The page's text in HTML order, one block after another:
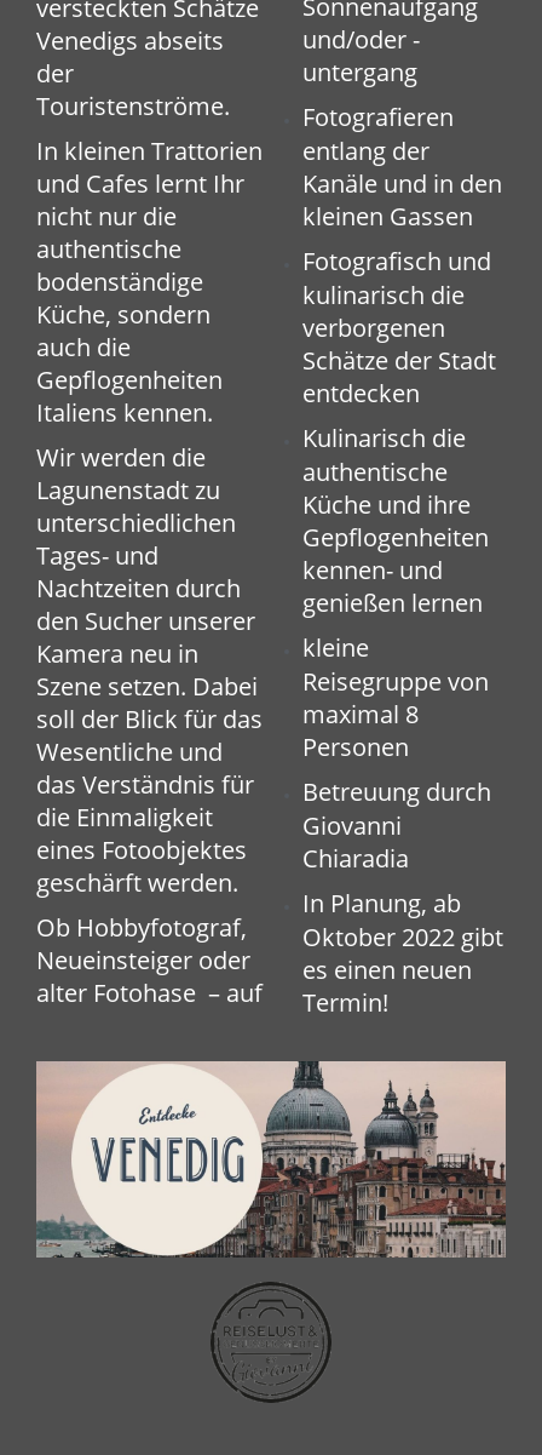
versteckten Schätze
Venedigs abseits
der
Touristenströme.
In kleinen Trattorien
und Cafes lernt Ihr
nicht nur die
authentische
bodenständige
Küche, sondern
auch die
Gepflogenheiten
Italiens kennen.
Wir werden die
Lagunenstadt zu
unterschiedlichen
Tages- und
Nachtzeiten durch
den Sucher unserer
Kamera neu in
Szene setzen. Dabei
soll der Blick für das
Wesentliche und
das Verständnis für
die Einmaligkeit
eines Fotoobjektes
geschärft werden.
Ob Hobbyfotograf,
Neueinsteiger oder
alter Fotohase – auf
Sonnenaufgang
und/oder -
untergang
Fotografieren
entlang der
Kanäle und in den
kleinen Gassen
Fotografisch und
kulinarisch die
verborgenen
Schätze der Stadt
entdecken
Kulinarisch die
authentische
Küche und ihre
Gepflogenheiten
kennen- und
genießen lernen
kleine
Reisegruppe von
maximal 8
Personen
Betreuung durch
Giovanni
Chiaradia
In Planung, ab
Oktober 2022 gibt
es einen neuen
Termin!